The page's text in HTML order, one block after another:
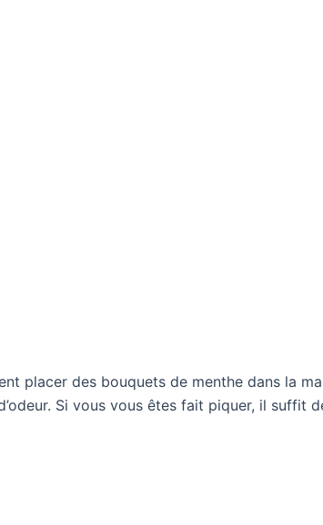
placer des bouquets de menthe dans la
Si vous vous êtes fait piquer, il